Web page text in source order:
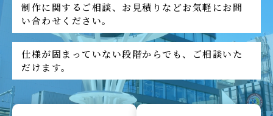
制作に関するご相談、お見積りなどお気軽にお問
い合わせください。
仕様が固まっていない段階からでも、ご相談いた
だけます。